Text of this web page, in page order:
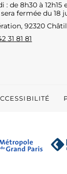
de 8h30 à 12h15
fermée du 18
92320
31 81 81